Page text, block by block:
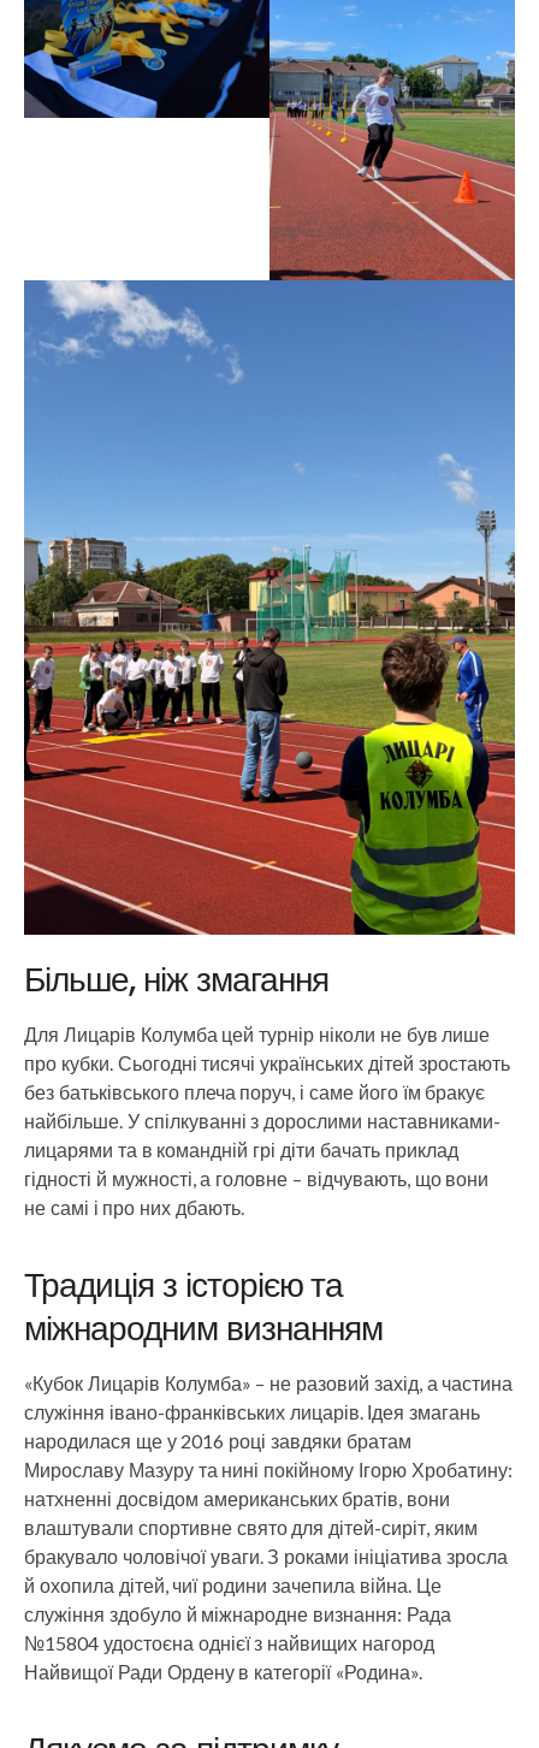
Більше, ніж змагання
Для Лицарів Колумба цей турнір ніколи не був лише
про кубки. Сьогодні тисячі українських дітей зростають
без батьківського плеча поруч, і саме його їм бракує
найбільше. У спілкуванні з дорослими наставниками-
лицарями та в командній грі діти бачать приклад
гідності й мужності, а головне – відчувають, що вони
не самі і про них дбають.
Традиція з історією та
міжнародним визнанням
«Кубок Лицарів Колумба» – не разовий захід, а частина
служіння івано-франківських лицарів. Ідея змагань
народилася ще у 2016 році завдяки братам
Мирославу Мазуру та нині покійному Ігорю Хробатину:
натхненні досвідом американських братів, вони
влаштували спортивне свято для дітей-сиріт, яким
бракувало чоловічої уваги. З роками ініціатива зросла
й охопила дітей, чиї родини зачепила війна. Це
служіння здобуло й міжнародне визнання: Рада
№15804 удостоєна однієї з найвищих нагород
Найвищої Ради Ордену в категорії «Родина».